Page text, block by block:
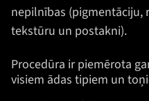
nepilnības (pigmentāciju,
tekstūru un postakni).
Procedūra ir piemērota
visiem ādas tipiem un